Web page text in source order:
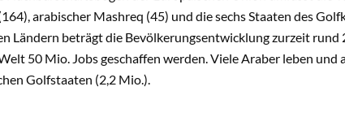
arabischer Mashreq (45) und die sechs Staaten des
Ländern beträgt die Bevölkerungsentwicklung zurzeit rund
50 Mio. Jobs geschaffen werden. Viele Araber leben
Golfstaaten (2,2 Mio.).